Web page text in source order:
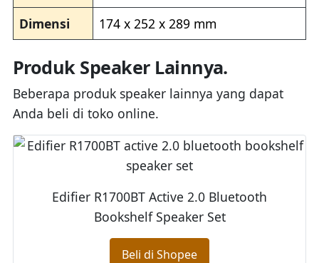
Dimensi
174 x 252 x 289 mm
Produk Speaker Lainnya.
Beberapa produk speaker lainnya yang dapat
Anda beli di toko online.
Edifier R1700BT Active 2.0 Bluetooth
Bookshelf Speaker Set
Beli di Shopee